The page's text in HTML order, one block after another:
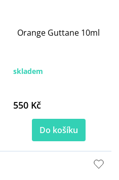
Orange Guttane 10ml
skladem
550 Kč
Do košíku